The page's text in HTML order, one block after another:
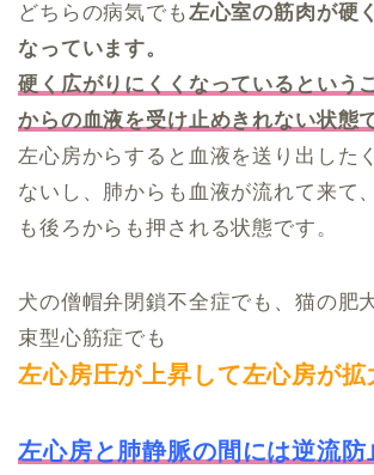
どちらの病気でも左心室の筋肉が硬
なっています。
硬く広がりにくくなっているという
からの血液を受け止めきれない状態
左心房からすると血液を送り出した
ないし、肺からも血液が流れて来て
も後ろからも押される状態です。
犬の僧帽弁閉鎖不全症でも、猫の肥
束型心筋症でも
左心房圧が上昇して左心房が拡
左心房と肺静脈の間には逆流防